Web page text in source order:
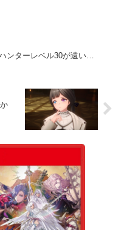
ハンターレベル30が遠い…